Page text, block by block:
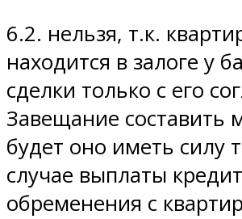
6.2. нельзя, т.к.
находится в залоге у
сделки только с его
Завещание составить
будет оно иметь силу
случае выплаты
обременения с